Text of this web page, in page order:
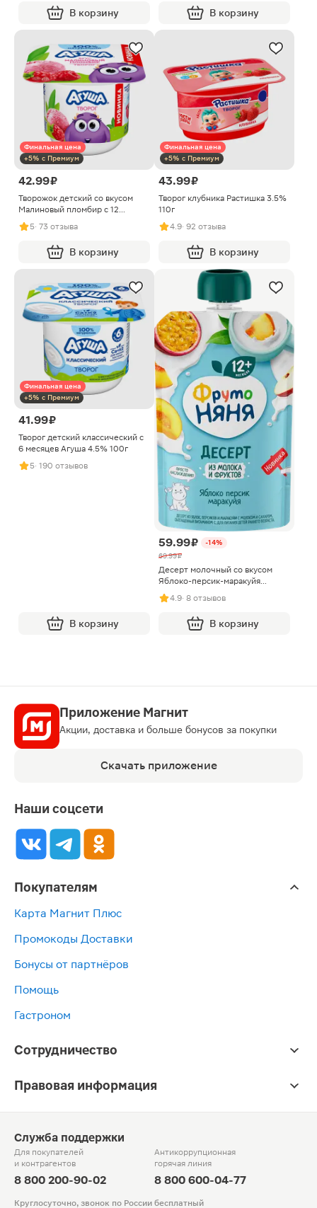
В корзину В корзину
Финальная цена
+5% с Премиум
42.99 ₽
Творожок детский со вкусом
Малиновый пломбир с 12
месяцев Агуша 100г
5· 73 отзыва
В корзину
Финальная цена
+5% с Премиум
43.99 ₽
Творог клубника Растишка 3.5%
110г
4.9· 92 отзыва
В корзину
Финальная цена
+5% с Премиум
41.99 ₽
Творог детский классический с
6 месяцев Агуша 4.5% 100г
5· 190 отзывов
В корзину
59.99 ₽
-14%
69.99 ₽
Десерт молочный со вкусом
Яблоко-персик-маракуйя
Фрутоняня 90г
4.9· 8 отзывов
В корзину
Приложение Магнит
Акции, доставка и больше бонусов за покупки
Скачать приложение
Наши соцсети
Покупателям
Карта Магнит Плюс
Промокоды Доставки
Бонусы от партнёров
Помощь
Гастроном
Сотрудничество
Правовая информация
Служба поддержки
Для покупателей
и контрагентов
8 800 200-90-02
Антикоррупционная
горячая линия
8 800 600-04-77
Круглосуточно, звонок по России бесплатный